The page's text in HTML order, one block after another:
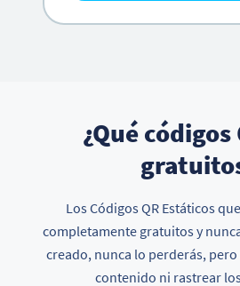
¿Qué códigos
Los Códigos QR Estáticos
completamente gratuitos y
creado, nunca lo perderás,
contenido ni rastrear